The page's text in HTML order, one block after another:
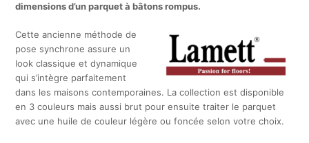
dimensions d’un parquet à bâtons rompus.
Cette ancienne méthode de
pose synchrone assure un
look classique et dynamique
qui s’intègre parfaitement
dans les maisons contemporaines. La collection est disponible
en 3 couleurs mais aussi brut pour ensuite traiter le parquet
avec une huile de couleur légère ou foncée selon votre choix.